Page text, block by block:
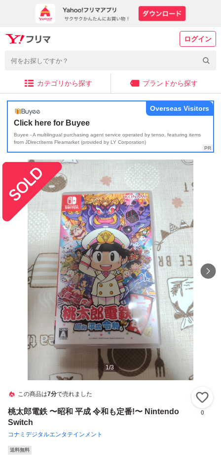
ログイン
カテゴリから探す ブランドから探す
Click here for Buyee
Buyee - A multilingual purchasing agent service operated by tenso, featuring items
from JDirectItems Fleamarket (provided by LY Corporation)
Overseas Visitors
1/3
この商品は7分で売れました
桃太郎電鉄 〜昭和 平成 令和も定番!〜 Nintendo
Switch
コナミデジタルエンタテインメント
0
送料無料